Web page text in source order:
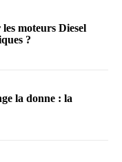
moteurs Diesel
?
la donne : la